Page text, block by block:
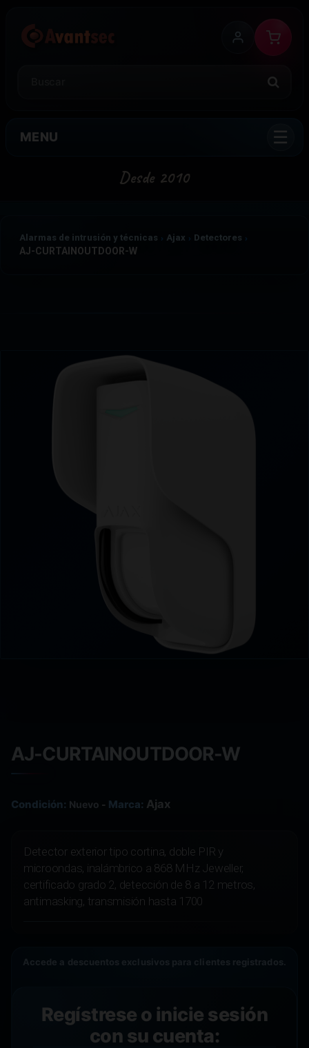
MENU
Alarmas de intrusión y técnicas Ajax Detectores
AJ-CURTAINOUTDOOR-W
AJ-CURTAINOUTDOOR-W
Condición: Nuevo - Marca: Ajax
Detector exterior tipo cortina, doble PIR y
microondas, inalámbrico a 868 MHz Jeweller,
certificado grado 2, detección de 8 a 12 metros,
antimasking, transmisión hasta 1700
Regístrese o inicie sesión
con su cuenta: